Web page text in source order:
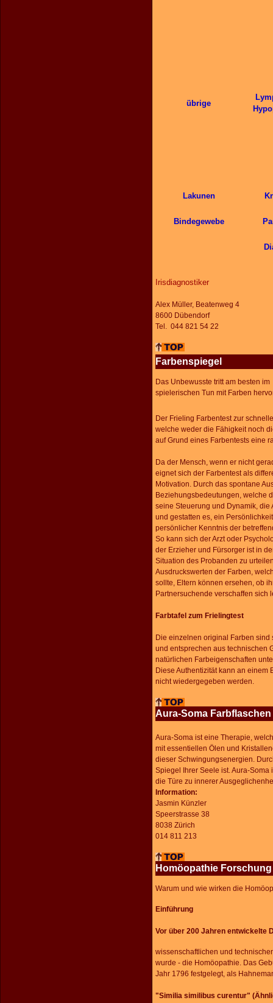
übrige
Lakunen
Bindegewebe
Irisdiagnostiker
Alex Müller, Beatenweg 4
8600 Dübendorf
Tel. 044 821 54 22
Farbenspiegel
Das Unbewusste tritt am besten im
spielerischen Tun mit Farben
Der Frieling Farbentest zur
welche weder die Fähigkeit noch
auf Grund eines Farbentests eine
Da der Mensch, wenn er nicht
eignet sich der Farbentest als
Motivation. Durch das spontane
Beziehungsbedeutungen, welche
seine Steuerung und Dynamik,
und gestatten es, ein
persönlicher Kenntnis der
So kann sich der Arzt oder
der Erzieher und Fürsorger ist in
Situation des Probanden zu
Ausdruckswerten der Farben,
sollte, Eltern können ersehen, ob
Partnersuchende verschaffen sich
Farbtafel zum Frielingtest
Die einzelnen original Farben sind
und entsprechen aus technischen
natürlichen Farbeigenschaften
Diese Authentizität kann an einem
nicht wiedergegeben werden.
Aura-Soma Farbflaschen
Aura-Soma ist eine Therapie,
mit essentiellen Ölen und
dieser Schwingungsenergien.
Spiegel Ihrer Seele ist. Aura-
die Türe zu innerer
Information:
Jasmin Künzler
Speerstrasse 38
8038 Zürich
014 811 213
Homöopathie
Warum und wie wirken die
Einführung
Vor über 200 Jahren entwickelte
wissenschaftlichen und
wurde - die Homöopathie. Das
Jahr 1796 festgelegt, als
"Similia similibus curentur"